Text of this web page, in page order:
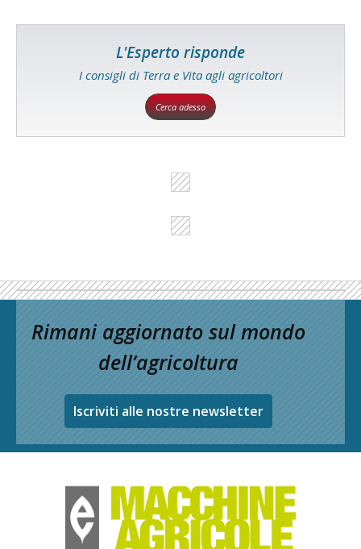
L'Esperto risponde
I consigli di Terra e Vita agli agricoltori
Cerca adesso
Rimani aggiornato sul mondo
dell’agricoltura
Iscriviti alle nostre newsletter